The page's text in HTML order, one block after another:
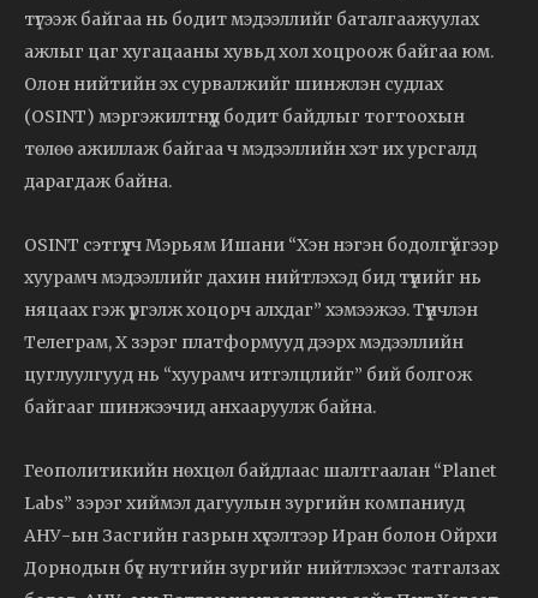
түгээж байгаа нь бодит мэдээллийг баталгаажуулах
ажлыг цаг хугацааны хувьд хол хоцроож байгаа юм.
Олон нийтийн эх сурвалжийг шинжлэн судлах
(OSINT) мэргэжилтнүүд бодит байдлыг тогтоохын
төлөө ажиллаж байгаа ч мэдээллийн хэт их урсгалд
дарагдаж байна.
OSINT сэтгүүлч Мэрьям Ишани “Хэн нэгэн бодолгүйгээр
хуурамч мэдээллийг дахин нийтлэхэд бид түүнийг нь
няцаах гэж үргэлж хоцорч алхдаг” хэмээжээ. Түүнчлэн
Телеграм, X зэрэг платформууд дээрх мэдээллийн
цуглуулгууд нь “хуурамч итгэлцлийг” бий болгож
байгааг шинжээчид анхааруулж байна.
Геополитикийн нөхцөл байдлаас шалтгаалан “Planet
Labs” зэрэг хиймэл дагуулын зургийн компаниуд
АНУ-ын Засгийн газрын хүсэлтээр Иран болон Ойрхи
Дорнодын бүс нутгийн зургийг нийтлэхээс татгалзах